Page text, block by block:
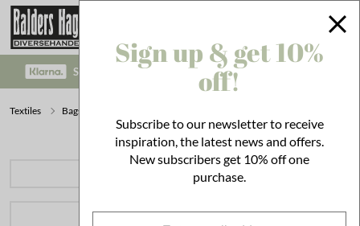
SAFE PAYMENT WITH KLARNA CHECKOUT!
Textiles Bags
PRODUCT CATEGORIES
Sign up & get 10%
off!
Subscribe to our newsletter to receive
inspiration, the latest news and offers.
New subscribers get 10% off one
purchase.